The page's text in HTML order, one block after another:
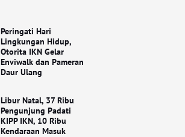
Peringati Hari
Lingkungan Hidup,
Otorita IKN Gelar
Enviwalk dan Pameran
Daur Ulang
Libur Natal, 37 Ribu
Pengunjung Padati
KIPP IKN, 10 Ribu
Kendaraan Masuk